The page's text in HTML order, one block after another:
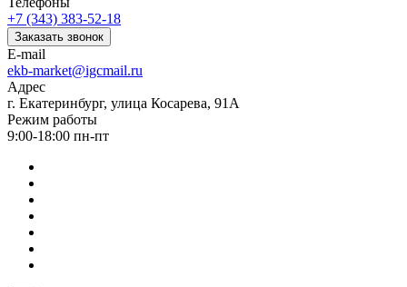
+7 (343) 383-52-18
Заказать звонок
E-mail
ekb-market@igcmail.ru
Адрес
г. Екатеринбург, улица Косарева, 91А
Режим работы
9:00-18:00 пн-пт